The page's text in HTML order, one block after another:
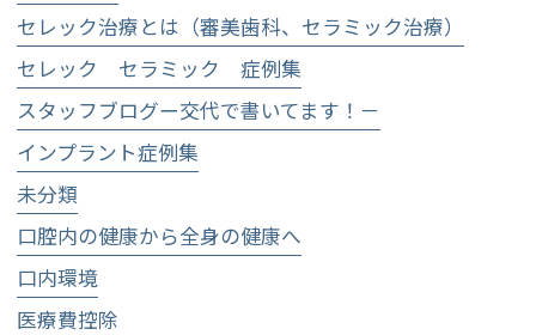
セレック治療とは（審美歯科、セラミック治療）
セレック セラミック 症例集
スタッフブログー交代で書いてます！－
インプラント症例集
未分類
口腔内の健康から全身の健康へ
口内環境
医療費控除